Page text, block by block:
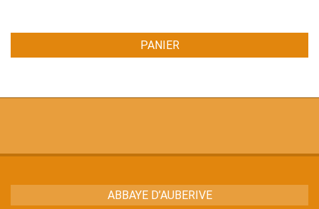
PANIER
ABBAYE D’AUBERIVE